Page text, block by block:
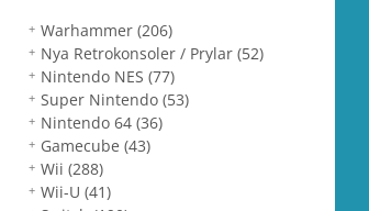
Warhammer(206)
Nya Retrokonsoler / Prylar(52)
Nintendo NES(77)
Super Nintendo(53)
Nintendo 64(36)
Gamecube(43)
Wii(288)
Wii-U(41)